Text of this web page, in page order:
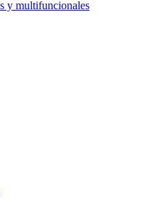
y multifuncionales